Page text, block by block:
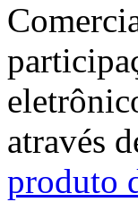
através
produto